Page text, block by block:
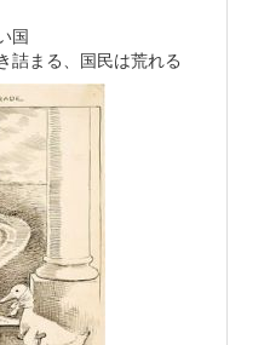
国
詰まる、国民は荒れる